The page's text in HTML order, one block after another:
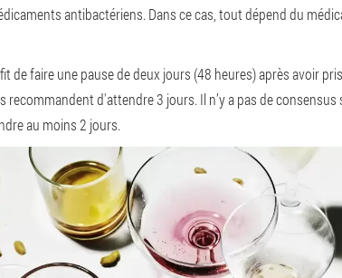
antibactériens. Dans ce cas, tout dépend du
de faire une pause de deux jours (48 heures) après avoir
recommandent d'attendre 3 jours. Il n’y a pas de
au moins 2 jours.